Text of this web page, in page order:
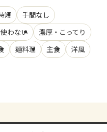
短
手間なし
わない
濃厚・こってり
麺料理 主食
洋風